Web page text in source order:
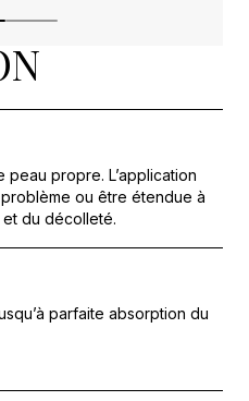
peau propre. L’application
ou être étendue à
et du décolleté.
parfaite absorption du